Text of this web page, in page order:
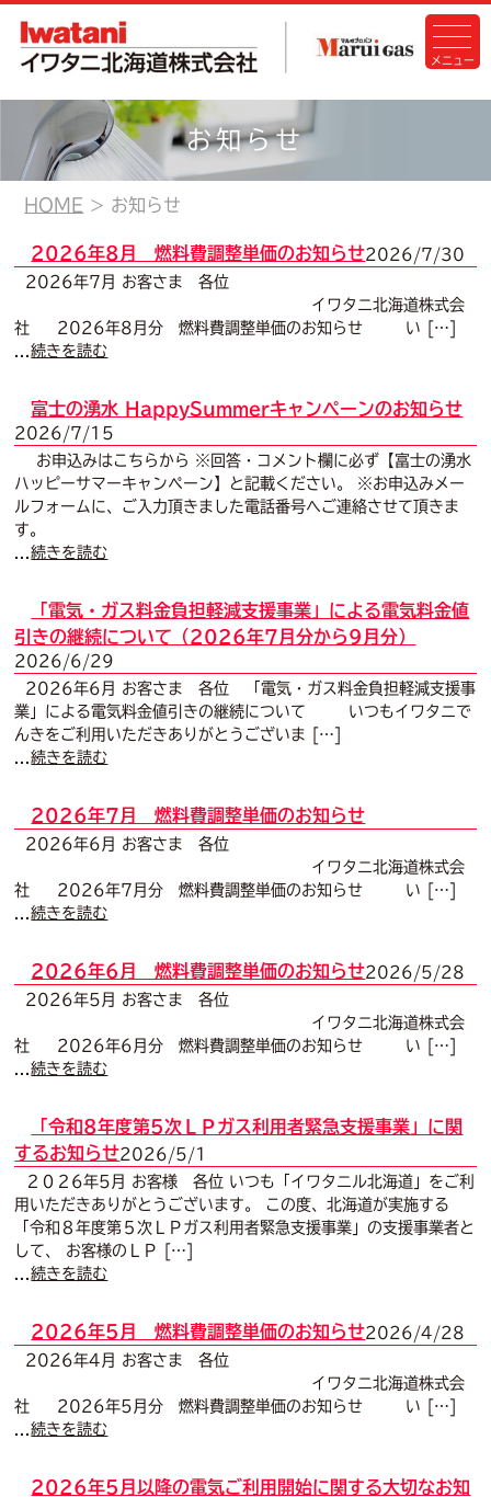
お知らせ
HOME お知らせ
2026年8月 燃料費調整単価のお知らせ2026/7/30
2026年7月 お客さま 各位
イワタニ北海道株式会
社 2026年8月分 燃料費調整単価のお知らせ い […]
...続きを読む
富士の湧水 HappySummerキャンペーンのお知らせ
2026/7/15
お申込みはこちらから ※回答・コメント欄に必ず【富士の湧水
ハッピーサマーキャンペーン】と記載ください。 ※お申込みメー
ルフォームに、ご入力頂きました電話番号へご連絡させて頂きま
す。
...続きを読む
「電気・ガス料金負担軽減支援事業」による電気料金値
引きの継続について（2026年7月分から9月分）
2026/6/29
2026年6月 お客さま 各位 「電気・ガス料金負担軽減支援事
業」による電気料金値引きの継続について いつもイワタニで
んきをご利用いただきありがとうございま […]
...続きを読む
2026年7月 燃料費調整単価のお知らせ
2026年6月 お客さま 各位
イワタニ北海道株式会
社 2026年7月分 燃料費調整単価のお知らせ い […]
...続きを読む
2026年6月 燃料費調整単価のお知らせ2026/5/28
2026年5月 お客さま 各位
イワタニ北海道株式会
社 2026年6月分 燃料費調整単価のお知らせ い […]
...続きを読む
「令和8年度第5次ＬＰガス利用者緊急支援事業」に関
するお知らせ2026/5/1
２０２6年5月 お客様 各位 いつも「イワタニル北海道」をご利
用いただきありがとうございます。 この度、北海道が実施する
「令和８年度第５次ＬＰガス利用者緊急支援事業」の支援事業者と
して、 お客様のＬＰ […]
...続きを読む
2026年5月 燃料費調整単価のお知らせ2026/4/28
2026年4月 お客さま 各位
イワタニ北海道株式会
社 2026年5月分 燃料費調整単価のお知らせ い […]
...続きを読む
2026年5月以降の電気ご利用開始に関する大切なお知